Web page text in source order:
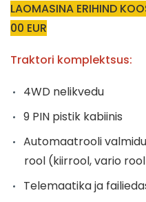
LAOMASINA ERIHIND
00 EUR
Traktori komplektsus:
4WD nelikvedu
9 PIN pistik kabiinis
Automaatrooli
rool (kiirrool, vario
Telemaatika ja